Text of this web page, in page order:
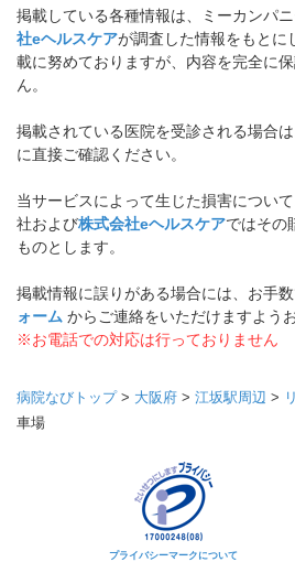
掲載している各種情報は、ミーカンパ
社eヘルスケアが調査した情報をもとに
載に努めておりますが、内容を完全に
ん。
掲載されている医院を受診される場合
に直接ご確認ください。
当サービスによって生じた損害につい
社および株式会社eヘルスケアではその
ものとします。
掲載情報に誤りがある場合には、お手数
ォーム からご連絡をいただけますよう
※お電話での対応は行っておりません
病院なびトップ> 大阪府 > 江坂駅周辺 >
車場
プライバシーマークについて